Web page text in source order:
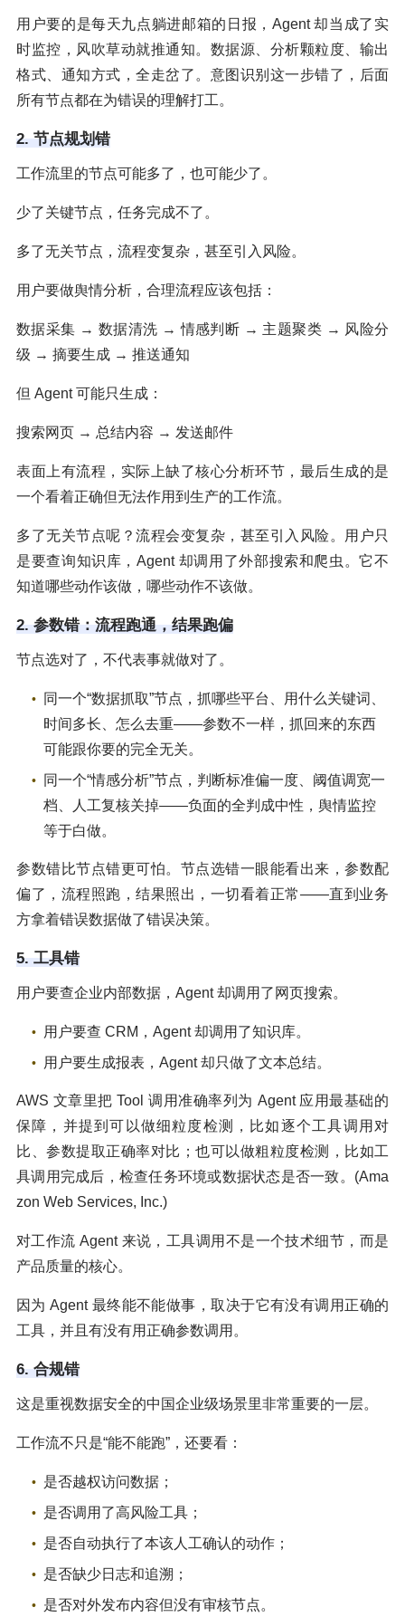
用户要的是每天九点躺进邮箱的日报，Agent 却当成了实
时监控，风吹草动就推通知。数据源、分析颗粒度、输出
格式、通知方式，全走岔了。意图识别这一步错了，后面
所有节点都在为错误的理解打工。
2. 节点规划错
工作流里的节点可能多了，也可能少了。
少了关键节点，任务完成不了。
多了无关节点，流程变复杂，甚至引入风险。
用户要做舆情分析，合理流程应该包括：
数据采集 → 数据清洗 → 情感判断 → 主题聚类 → 风险分
级 → 摘要生成 → 推送通知
但 Agent 可能只生成：
搜索网页 → 总结内容 → 发送邮件
表面上有流程，实际上缺了核心分析环节，最后生成的是
一个看着正确但无法作用到生产的工作流。
多了无关节点呢？流程会变复杂，甚至引入风险。用户只
是要查询知识库，Agent 却调用了外部搜索和爬虫。它不
知道哪些动作该做，哪些动作不该做。
2. 参数错：流程跑通，结果跑偏
节点选对了，不代表事就做对了。
同一个“数据抓取”节点，抓哪些平台、用什么关键词、
时间多长、怎么去重——参数不一样，抓回来的东西
可能跟你要的完全无关。
同一个“情感分析”节点，判断标准偏一度、阈值调宽一
档、人工复核关掉——负面的全判成中性，舆情监控
等于白做。
参数错比节点错更可怕。节点选错一眼能看出来，参数配
偏了，流程照跑，结果照出，一切看着正常——直到业务
方拿着错误数据做了错误决策。
5. 工具错
用户要查企业内部数据，Agent 却调用了网页搜索。
用户要查 CRM，Agent 却调用了知识库。
用户要生成报表，Agent 却只做了文本总结。
AWS 文章里把 Tool 调用准确率列为 Agent 应用最基础的
保障，并提到可以做细粒度检测，比如逐个工具调用对
比、参数提取正确率对比；也可以做粗粒度检测，比如工
具调用完成后，检查任务环境或数据状态是否一致。(Ama
zon Web Services, Inc.)
对工作流 Agent 来说，工具调用不是一个技术细节，而是
产品质量的核心。
因为 Agent 最终能不能做事，取决于它有没有调用正确的
工具，并且有没有用正确参数调用。
6. 合规错
这是重视数据安全的中国企业级场景里非常重要的一层。
工作流不只是“能不能跑”，还要看：
是否越权访问数据；
是否调用了高风险工具；
是否自动执行了本该人工确认的动作；
是否缺少日志和追溯；
是否对外发布内容但没有审核节点。